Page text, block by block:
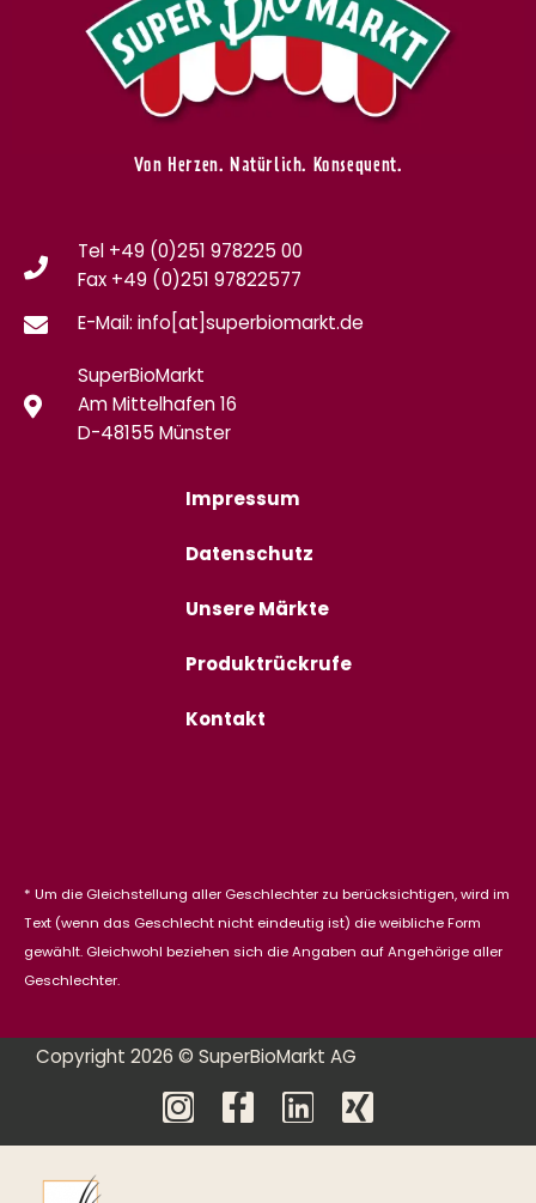
Von Herzen. Natürlich. Konsequent.
Tel +49 (0)251 978225 00
Fax +49 (0)251 97822577
E-Mail: info[at]superbiomarkt.de
SuperBioMarkt
Am Mittelhafen 16
D-48155 Münster
Impressum
Datenschutz
Unsere Märkte
Produktrückrufe
Kontakt
* Um die Gleichstellung aller Geschlechter zu berücksichtigen, wird im
Text (wenn das Geschlecht nicht eindeutig ist) die weibliche Form
gewählt. Gleichwohl beziehen sich die Angaben auf Angehörige aller
Geschlechter.
Copyright 2026 © SuperBioMarkt AG